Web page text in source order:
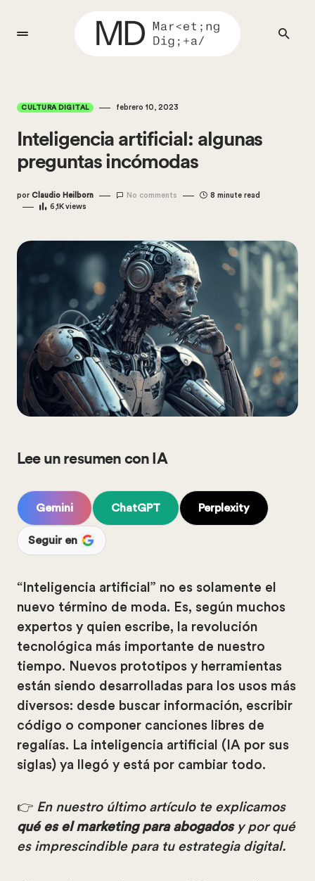
CULTURA DIGITAL febrero 10, 2023
Inteligencia artificial: algunas
preguntas incómodas
por Claudio Heilborn No comments
8 minute read
6,1Kviews
Lee un resumen con IA
Gemini ChatGPT Perplexity
Seguir en
“Inteligencia artificial” no es solamente el
nuevo término de moda. Es, según muchos
expertos y quien escribe, la revolución
tecnológica más importante de nuestro
tiempo. Nuevos prototipos y herramientas
están siendo desarrolladas para los usos más
diversos: desde buscar información, escribir
código o componer canciones libres de
regalías. La inteligencia artificial (IA por sus
siglas) ya llegó y está por cambiar todo.
👉 En nuestro último artículo te explicamos
qué es el marketing para abogadosy por qué
es imprescindible para tu estrategia digital.